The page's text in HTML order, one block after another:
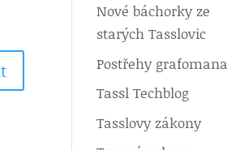
Nové báchorky ze
starých Tasslovic
Postřehy grafomana
Tassl Techblog
Tasslovy zákony